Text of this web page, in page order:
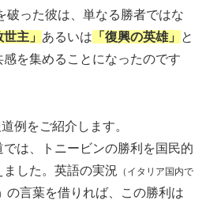
破った彼は、単なる勝者ではな
世主」 あるいは 「復興の英雄」
と
を集めることになったのです
例をご紹介します。
は、トニービンの勝利を国民的
した。英語の実況 （イタリア国内で
の言葉を借りれば、この勝利は